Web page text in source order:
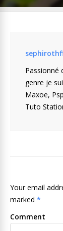
Passionné
genre je
Maxoe,
Tuto
Your email
marked *
Comment